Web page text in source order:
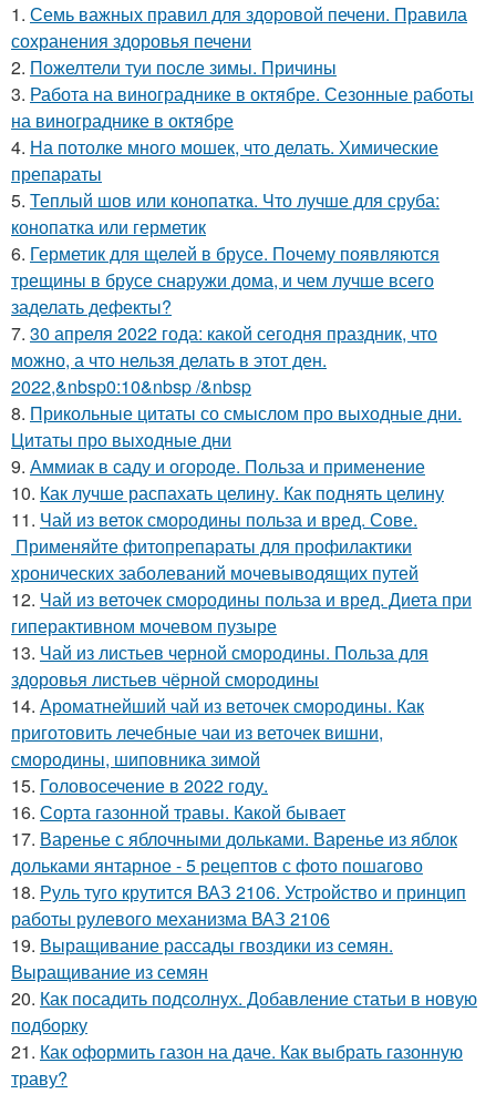
1. Семь важных правил для здоровой печени. Правила
сохранения здоровья печени
2. Пожелтели туи после зимы. Причины
3. Работа на винограднике в октябре. Сезонные работы
на винограднике в октябре
4. На потолке много мошек, что делать. Химические
препараты
5. Теплый шов или конопатка. Что лучше для сруба:
конопатка или герметик
6. Герметик для щелей в брусе. Почему появляются
трещины в брусе снаружи дома, и чем лучше всего
заделать дефекты?
7. 30 апреля 2022 года: какой сегодня праздник, что
можно, а что нельзя делать в этот ден.
2022,&nbsp0:10&nbsp /&nbsp
8. Прикольные цитаты со смыслом про выходные дни.
Цитаты про выходные дни
9. Аммиак в саду и огороде. Польза и применение
10. Как лучше распахать целину. Как поднять целину
11. Чай из веток смородины польза и вред. Сове.
Применяйте фитопрепараты для профилактики
хронических заболеваний мочевыводящих путей
12. Чай из веточек смородины польза и вред. Диета при
гиперактивном мочевом пузыре
13. Чай из листьев черной смородины. Польза для
здоровья листьев чёрной смородины
14. Ароматнейший чай из веточек смородины. Как
приготовить лечебные чаи из веточек вишни,
смородины, шиповника зимой
15. Головосечение в 2022 году.
16. Сорта газонной травы. Какой бывает
17. Варенье с яблочными дольками. Варенье из яблок
дольками янтарное - 5 рецептов с фото пошагово
18. Руль туго крутится ВАЗ 2106. Устройство и принцип
работы рулевого механизма ВАЗ 2106
19. Выращивание рассады гвоздики из семян.
Выращивание из семян
20. Как посадить подсолнух. Добавление статьи в новую
подборку
21. Как оформить газон на даче. Как выбрать газонную
траву?